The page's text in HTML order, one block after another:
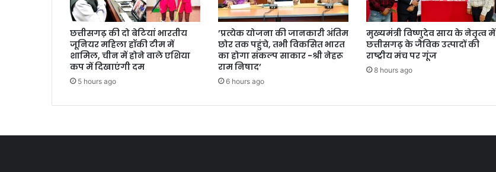
छत्तीसगढ़ की दो बेटियां भारतीय
जूनियर महिला हॉकी टीम में
शामिल, चीन में होने वाले एशिया
कप में दिखाएंगी दम
5 hours ago
’प्रत्येक योजना की जानकारी अंतिम
छोर तक पहुंचे, तभी विकसित भारत
का होगा संकल्प साकार -श्री नेहरू
राम निषाद’
6 hours ago
मुख्यमंत्री विष्णुदेव साय के नेतृत्व में
छत्तीसगढ़ के जैविक उत्पादों की
राष्ट्रीय मंच पर गूंज
8 hours ago